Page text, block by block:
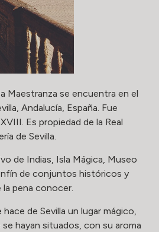
Maestranza se encuentra en el
Andalucía, España. Fue
Es propiedad de la Real
de Sevilla.
de Indias, Isla Mágica, Museo
de conjuntos históricos y
pena conocer.
de Sevilla un lugar mágico,
hayan situados, con su aroma